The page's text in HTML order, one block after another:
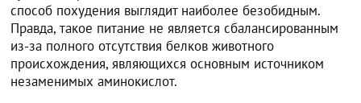
способ похудения выглядит наиболее безобидным.
Правда, такое питание не является сбалансированным
из-за полного отсутствия белков животного
происхождения, являющихся основным источником
незаменимых аминокислот.